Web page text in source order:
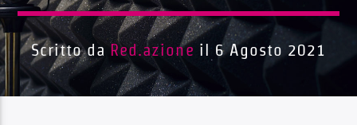
Traccia corrente
Titolo
Artista
Scritto da Red.azione il 6 Agosto 2021